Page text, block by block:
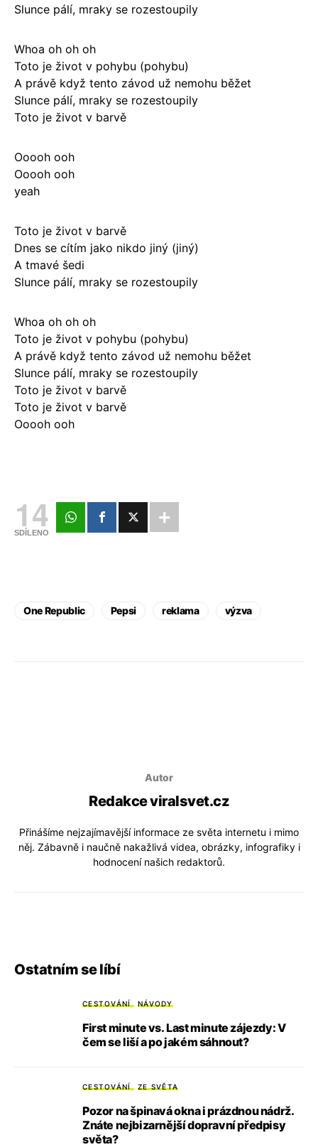
Slunce pálí, mraky se rozestoupily
Whoa oh oh oh
Toto je život v pohybu (pohybu)
A právě když tento závod už nemohu běžet
Slunce pálí, mraky se rozestoupily
Toto je život v barvě
Ooooh ooh
Ooooh ooh
yeah
Toto je život v barvě
Dnes se cítím jako nikdo jiný (jiný)
A tmavé šedi
Slunce pálí, mraky se rozestoupily
Whoa oh oh oh
Toto je život v pohybu (pohybu)
A právě když tento závod už nemohu běžet
Slunce pálí, mraky se rozestoupily
Toto je život v barvě
Toto je život v barvě
Ooooh ooh
14
SDÍLENO
One Republic Pepsi reklama výzva
Autor
Redakce viralsvet.cz
Přinášíme nejzajímavější informace ze světa internetu i mimo
něj. Zábavně i naučně nakažlivá videa, obrázky, infografiky i
hodnocení našich redaktorů.
Ostatním se líbí
CESTOVÁNÍ NÁVODY
First minute vs. Last minute zájezdy: V
čem se liší a po jakém sáhnout?
CESTOVÁNÍ ZE SVĚTA
Pozor na špinavá okna i prázdnou nádrž.
Znáte nejbizarnější dopravní předpisy
světa?